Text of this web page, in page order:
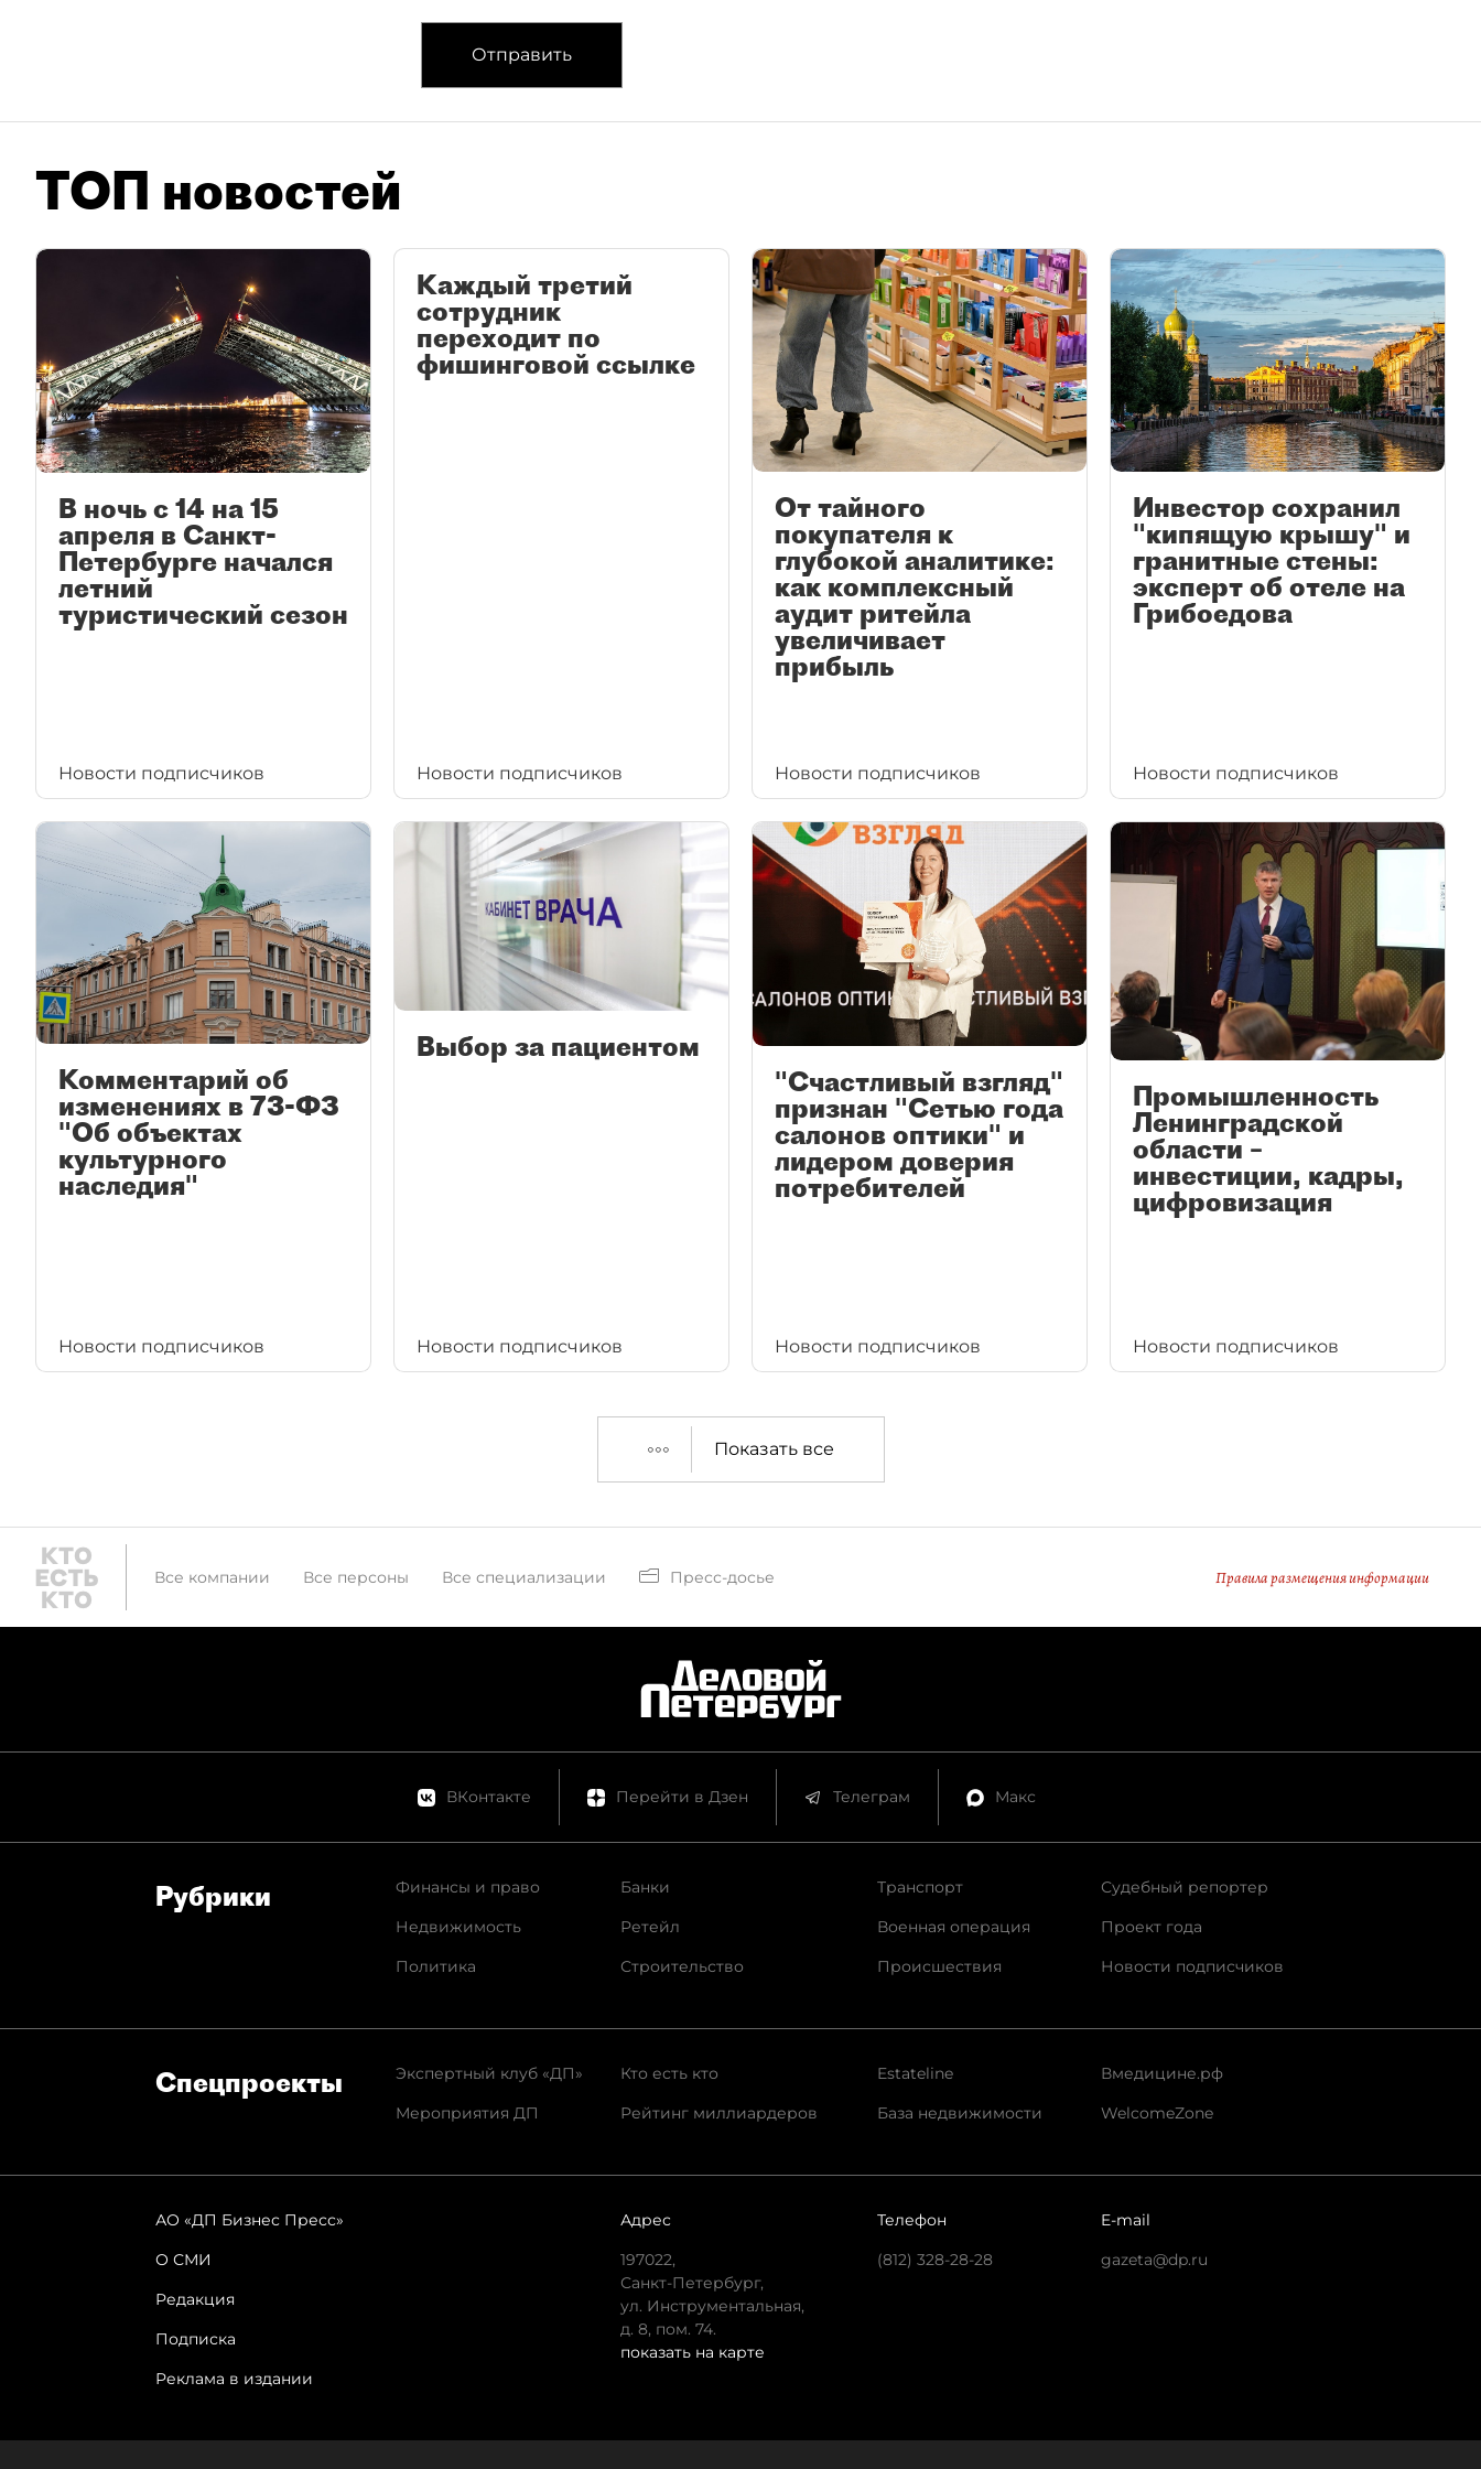
Отправить
ТОП новостей
В ночь с 14 на 15
апреля в Санкт-
Петербурге начался
летний
туристический сезон
Новости подписчиков
Каждый третий
сотрудник
переходит по
фишинговой ссылке
Новости подписчиков
От тайного
покупателя к
глубокой аналитике:
как комплексный
аудит ритейла
увеличивает
прибыль
Новости подписчиков
Инвестор сохранил
"кипящую крышу" и
гранитные стены:
эксперт об отеле на
Грибоедова
Новости подписчиков
Комментарий об
изменениях в 73-ФЗ
"Об объектах
культурного
наследия"
Новости подписчиков
Выбор за пациентом
Новости подписчиков
"Счастливый взгляд"
признан "Сетью года
салонов оптики" и
лидером доверия
потребителей
Новости подписчиков
Промышленность
Ленинградской
области –
инвестиции, кадры,
цифровизация
Новости подписчиков
Показать все
Все компании Все персоны Все специализации Пресс-досье Правила размещения информации
ВКонтакте Перейти в Дзен Телеграм Макс
Рубрики
Финансы и право
Недвижимость
Политика
Банки
Ретейл
Строительство
Транспорт
Военная операция
Происшествия
Судебный репортер
Проект года
Новости подписчиков
Спец­проекты
Экспертный клуб «ДП»
Мероприятия ДП
Кто есть кто
Рейтинг миллиардеров
Estateline
База недвижимости
Вмедицине.рф
WelcomeZone
АО «ДП Бизнес Пресс»
О СМИ
Редакция
Подписка
Реклама в издании
Адрес
197022,
Санкт-Петербург,
ул. Инструментальная,
д. 8, пом. 74.
показать на карте
Телефон
(812) 328-28-28
E-mail
gazeta@dp.ru